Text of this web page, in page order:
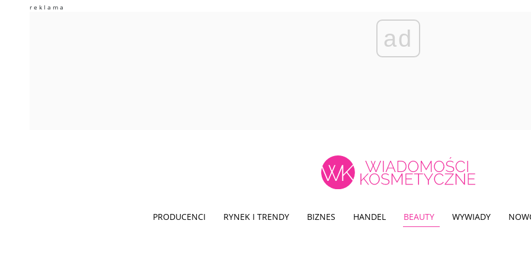
ad
PRODUCENCI RYNEK I TRENDY BIZNES HANDEL BEAUTY WYWIADY